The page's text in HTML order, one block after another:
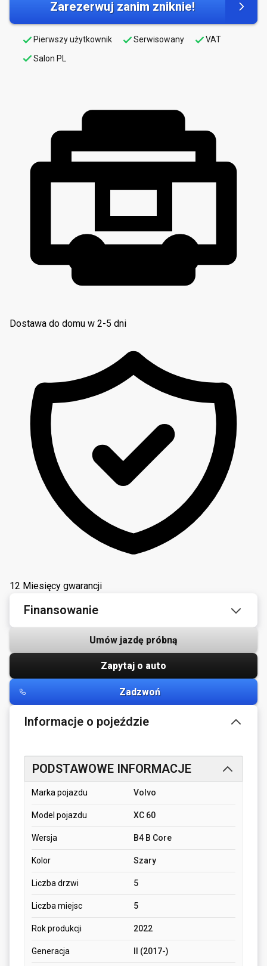
Zarezerwuj zanim zniknie!
Pierwszy użytkownik Serwisowany
VAT
Salon PL
Dostawa do domu w 2-5 dni
12 Miesięcy gwarancji
Finansowanie
Umów jazdę próbną
Zapytaj o auto
Zadzwoń
Informacje o pojeździe
PODSTAWOWE INFORMACJE
Marka pojazdu Volvo
Model pojazdu XC 60
Wersja B4 B Core
Kolor Szary
Liczba drzwi 5
Liczba miejsc 5
Rok produkcji 2022
Generacja II (2017-)